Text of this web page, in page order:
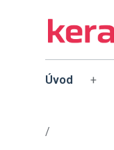
Úvod +
/